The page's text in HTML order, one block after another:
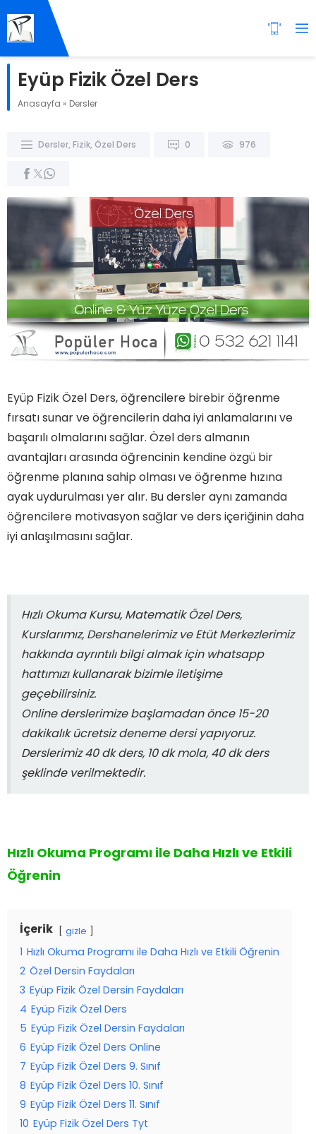
Eyüp Fizik Özel Ders
Anasayfa » Dersler
Dersler, Fizik, Özel Ders 0 976
Eyüp Fizik Özel Ders, öğrencilere birebir öğrenme
fırsatı sunar ve öğrencilerin daha iyi anlamalarını ve
başarılı olmalarını sağlar. Özel ders almanın
avantajları arasında öğrencinin kendine özgü bir
öğrenme planına sahip olması ve öğrenme hızına
ayak uydurulması yer alır. Bu dersler aynı zamanda
öğrencilere motivasyon sağlar ve ders içeriğinin daha
iyi anlaşılmasını sağlar.
Hızlı Okuma Kursu, Matematik Özel Ders,
Kurslarımız, Dershanelerimiz ve Etüt Merkezlerimiz
hakkında ayrıntılı bilgi almak için whatsapp
hattımızı kullanarak bizimle iletişime
geçebilirsiniz.
Online derslerimize başlamadan önce 15-20
dakikalık ücretsiz deneme dersi yapıyoruz.
Derslerimiz 40 dk ders, 10 dk mola, 40 dk ders
şeklinde verilmektedir.
Hızlı Okuma Programı ile Daha Hızlı ve Etkili
Öğrenin
İçerik gizle
1 Hızlı Okuma Programı ile Daha Hızlı ve Etkili Öğrenin
2 Özel Dersin Faydaları
3 Eyüp Fizik Özel Dersin Faydaları
4 Eyüp Fizik Özel Ders
5 Eyüp Fizik Özel Dersin Faydaları
6 Eyüp Fizik Özel Ders Online
7 Eyüp Fizik Özel Ders 9. Sınıf
8 Eyüp Fizik Özel Ders 10. Sınıf
9 Eyüp Fizik Özel Ders 11. Sınıf
10 Eyüp Fizik Özel Ders Tyt